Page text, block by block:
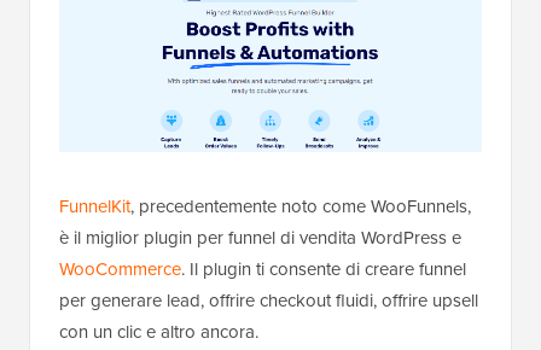
FunnelKit, precedentemente noto come WooFunnels,
è il miglior plugin per funnel di vendita WordPress e
WooCommerce. Il plugin ti consente di creare funnel
per generare lead, offrire checkout fluidi, offrire upsell
con un clic e altro ancora.